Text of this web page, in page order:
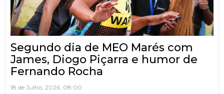
Segundo dia de MEO Marés com
James, Diogo Piçarra e humor de
Fernando Rocha
18 de Julho, 2026, 08:00